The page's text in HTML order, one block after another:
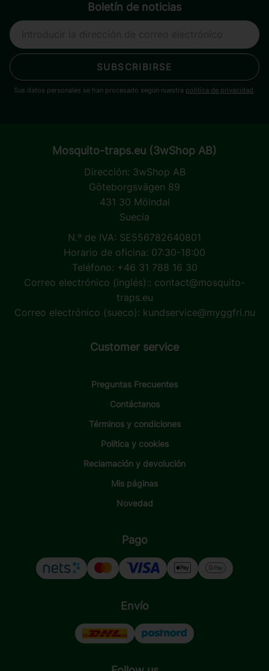
Boletín de noticias
SUBSCRIBIRSE
Sus datos personales se han procesado según nuestra política de privacidad.
Mosquito-traps.eu (3wShop AB)
Dirección: 3wShop AB
Göteborgsvägen 89
431 30 Mölndal
Suecia
N.º de IVA: SE556782640801
Horario de oficina: 07:30-18:00
Teléfono: +46 31 788 16 30
Correo electrónico (inglés):: contact@mosquito-
traps.eu
Correo electrónico (sueco): kundservice@myggfri.nu
Customer service
Preguntas Frecuentes
Contáctanos
Términos y condiciones
Política y cookies
Reclamación y devolución
Mis páginas
Novedad
Pago
Envío